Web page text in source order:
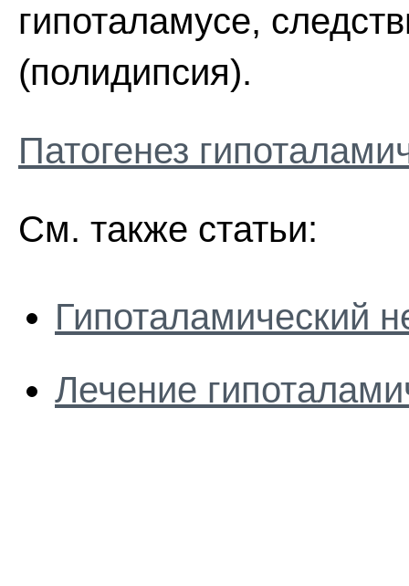
гипоталамусе,
(полидипсия).
Патогенез
См. также статьи:
Гипоталамический
Лечение